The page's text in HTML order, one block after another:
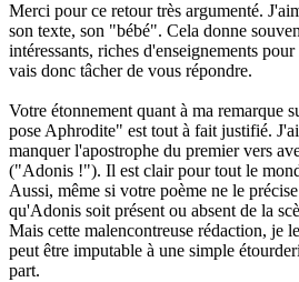
Merci pour ce retour très argumenté.
son texte, son "bébé". Cela donne
intéressants, riches d'enseignements
vais donc tâcher de vous répondre.
Votre étonnement quant à ma remarque
pose Aphrodite" est tout à fait justifié.
manquer l'apostrophe du premier vers
("Adonis !"). Il est clair pour tout le
Aussi, même si votre poème ne le
qu'Adonis soit présent ou absent de la
Mais cette malencontreuse rédaction, je
peut être imputable à une simple
part.